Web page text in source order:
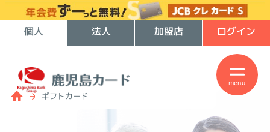
個人 法人 加盟店 ログイン
menu
ギフトカード